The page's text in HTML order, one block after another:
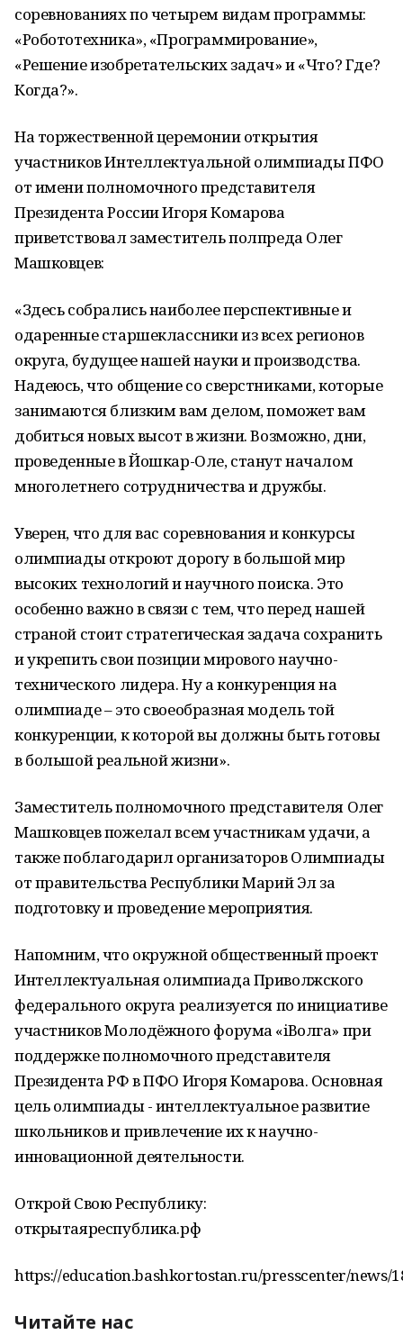
соревнованиях по четырем видам программы:
«Робототехника», «Программирование»,
«Решение изобретательских задач» и «Что? Где?
Когда?».
На торжественной церемонии открытия
участников Интеллектуальной олимпиады ПФО
от имени полномочного представителя
Президента России Игоря Комарова
приветствовал заместитель полпреда Олег
Машковцев:
«Здесь собрались наиболее перспективные и
одаренные старшеклассники из всех регионов
округа, будущее нашей науки и производства.
Надеюсь, что общение со сверстниками, которые
занимаются близким вам делом, поможет вам
добиться новых высот в жизни. Возможно, дни,
проведенные в Йошкар-Оле, станут началом
многолетнего сотрудничества и дружбы.
Уверен, что для вас соревнования и конкурсы
олимпиады откроют дорогу в большой мир
высоких технологий и научного поиска. Это
особенно важно в связи с тем, что перед нашей
страной стоит стратегическая задача сохранить
и укрепить свои позиции мирового научно-
технического лидера. Ну а конкуренция на
олимпиаде – это своеобразная модель той
конкуренции, к которой вы должны быть готовы
в большой реальной жизни».
Заместитель полномочного представителя Олег
Машковцев пожелал всем участникам удачи, а
также поблагодарил организаторов Олимпиады
от правительства Республики Марий Эл за
подготовку и проведение мероприятия.
Напомним, что окружной общественный проект
Интеллектуальная олимпиада Приволжского
федерального округа реализуется по инициативе
участников Молодёжного форума «iВолга» при
поддержке полномочного представителя
Президента РФ в ПФО Игоря Комарова. Основная
цель олимпиады - интеллектуальное развитие
школьников и привлечение их к научно-
инновационной деятельности.
Открой Свою Республику:
открытаяреспублика.рф
https://education.bashkortostan.ru/presscenter/news/
Читайте нас